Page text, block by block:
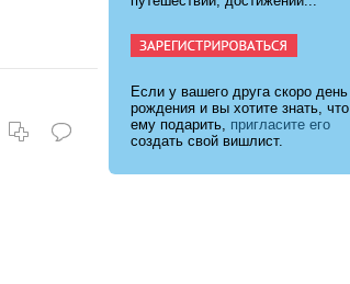
Если у вашего друга скоро день
рождения и вы хотите знать, что
ему подарить, пригласите его
создать свой вишлист.